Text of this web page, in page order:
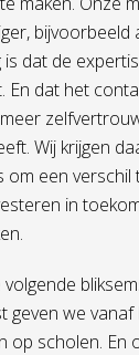
bijvoorbeeld
is dat de
En dat het
Wij krijgen
om een verschil
in
geven we
op scholen. En